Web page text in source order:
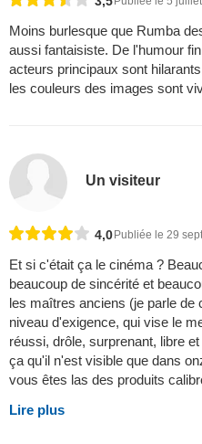
Moins burlesque que Rumba
aussi fantaisiste. De l'humour
acteurs principaux sont
les couleurs des images sont
Un visiteur
4,0 Publiée le 29
Et si c'était ça le cinéma ?
beaucoup de sincérité et
les maîtres anciens (je parle de
niveau d'exigence, qui vise le
réussi, drôle, surprenant, libre
ça qu'il n'est visible que dans
vous êtes las des produits
Lire plus